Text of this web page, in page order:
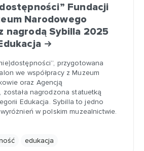
Fundacji
Narodowego
nagrodą Sybilla 2025
przygotowana
we współpracy z Muzeum
oraz Agencją
została nagrodzona statuetką
Edukacja. Sybilla to jedno
w polskim muzealnictwie.
edukacja